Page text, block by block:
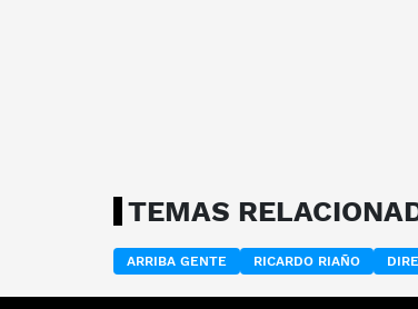
TEMAS
ARRIBA GENTE RICARDO RIAÑO